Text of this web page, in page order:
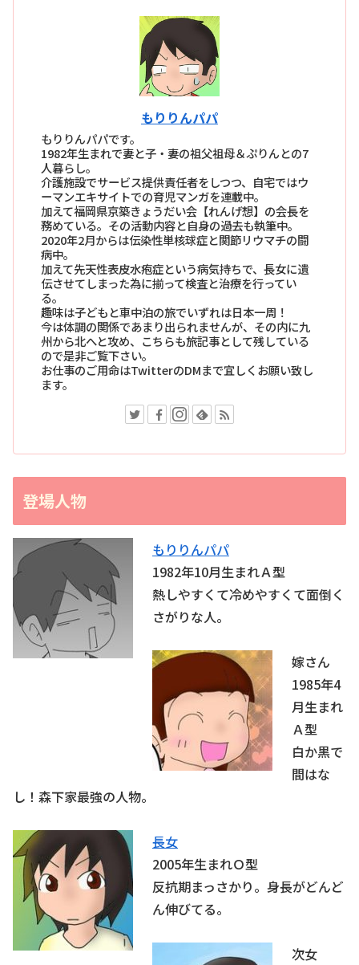
もりりんパパ
もりりんパパです。
1982年生まれで妻と子・妻の祖父祖母＆ぷりんとの7
人暮らし。
介護施設でサービス提供責任者をしつつ、自宅ではウ
ーマンエキサイトでの育児マンガを連載中。
加えて福岡県京築きょうだい会【れんげ想】の会長を
務めている。その活動内容と自身の過去も執筆中。
2020年2月からは伝染性単核球症と関節リウマチの闘
病中。
加えて先天性表皮水疱症という病気持ちで、長女に遺
伝させてしまった為に揃って検査と治療を行ってい
る。
趣味は子どもと車中泊の旅でいずれは日本一周！
今は体調の関係であまり出られませんが、その内に九
州から北へと攻め、こちらも旅記事として残している
ので是非ご覧下さい。
お仕事のご用命はTwitterのDMまで宜しくお願い致し
ます。
登場人物
もりりんパパ
1982年10月生まれＡ型
熱しやすくて冷めやすくて面倒く
さがりな人。
嫁さん
1985年4
月生まれ
Ａ型
白か黒で
間はな
し！森下家最強の人物。
長女
2005年生まれＯ型
反抗期まっさかり。身長がどんど
ん伸びてる。
次女